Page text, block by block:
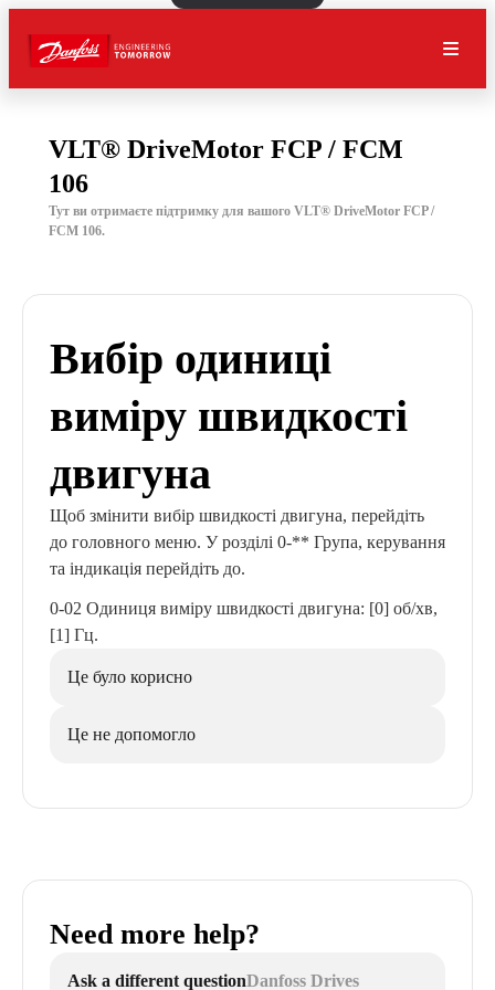
VLT® DriveMotor FCP / FCM
106
Тут ви отримаєте підтримку для вашого VLT® DriveMotor FCP /
FCM 106.
Вибір одиниці
виміру швидкості
двигуна
Щоб змінити вибір швидкості двигуна, перейдіть
до головного меню. У розділі 0-** Група, керування
та індикація перейдіть до.
0-02 Одиниця виміру швидкості двигуна: [0] об/хв,
[1] Гц.
Це було корисно
Це не допомогло
Need more help?
Ask a different questionDanfoss Drives